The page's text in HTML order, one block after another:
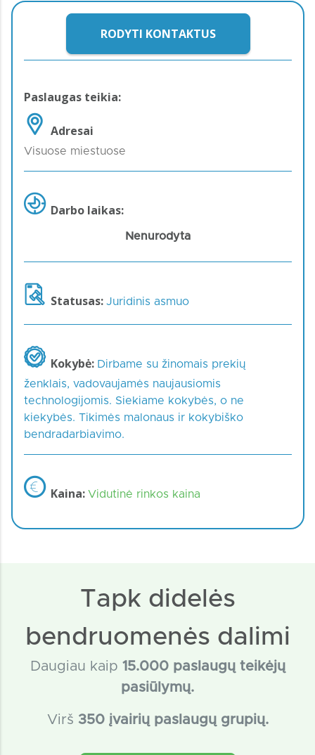
RODYTI KONTAKTUS
Paslaugas teikia:
Adresai
Visuose miestuose
Darbo laikas:
Nenurodyta
Statusas: Juridinis asmuo
Kokybė: Dirbame su žinomais prekių
ženklais, vadovaujamės naujausiomis
technologijomis. Siekiame kokybės, o ne
kiekybės. Tikimės malonaus ir kokybiško
bendradarbiavimo.
Kaina: Vidutinė rinkos kaina
Tapk didelės
bendruomenės dalimi
Daugiau kaip 15.000 paslaugų teikėjų
pasiūlymų.
Virš 350 įvairių paslaugų grupių.